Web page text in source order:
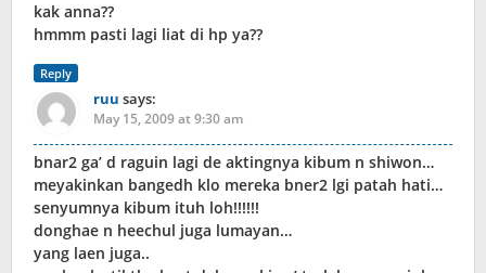
kak anna??
hmmm pasti lagi liat di hp ya??
Reply
ruu says:
May 15, 2009 at 9:30 am
bnar2 ga’ d raguin lagi de aktingnya kibum n shiwon…
meyakinkan bangedh klo mereka bner2 lgi patah hati…
senyumnya kibum ituh loh!!!!!!
donghae n heechul juga lumayan…
yang laen juga..